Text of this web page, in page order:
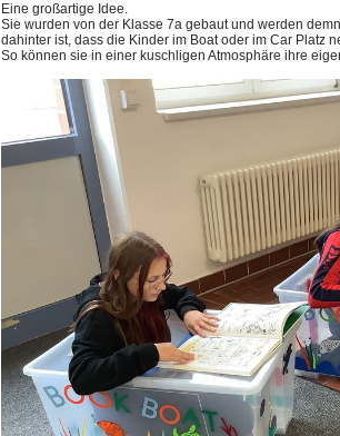
Eine großartige Idee.
Sie wurden von der Klasse 7a gebaut und werden
dahinter ist, dass die Kinder im Boat oder im Car Platz
So können sie in einer kuschligen Atmosphäre ihre